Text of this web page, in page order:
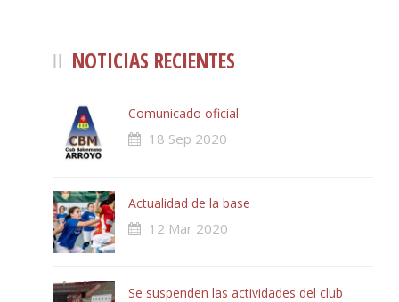
NOTICIAS RECIENTES
Comunicado oficial
18 Sep 2020
Actualidad de la base
12 Mar 2020
Se suspenden las actividades del club